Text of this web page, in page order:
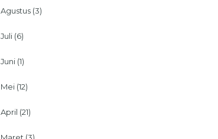
Agustus (3)
Juli (6)
Juni (1)
Mei (12)
April (21)
Maret (3)